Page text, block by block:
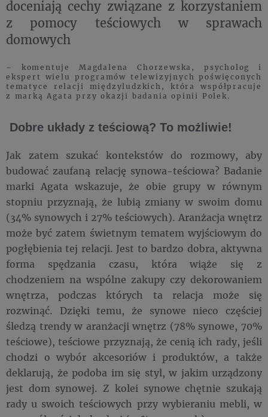
doceniają cechy związane z korzystaniem
z pomocy teściowych w sprawach
domowych
– komentuje Magdalena Chorzewska, psycholog i
ekspert wielu programów telewizyjnych poświęconych
tematyce relacji międzyludzkich, która współpracuje
z marką Agata przy okazji badania opinii Polek.
Dobre układy z teściową? To możliwie!
Jak zatem szukać kontekstów do rozmowy, aby
budować zaufaną relację synowa-teściowa? Badanie
marki Agata wskazuje, że obie grupy w równym
stopniu przyznają, że lubią zmiany w swoim domu
(34% synowych i 27% teściowych). Aranżacja wnętrz
może być zatem świetnym tematem wyjściowym do
pogłębienia tej relacji. Jest to bardzo dobra, aktywna
forma spędzania czasu, która wiąże się z
chodzeniem na wspólne zakupy czy dekorowaniem
wnętrza, podczas których ta relacja może się
rozwinąć. Dzięki temu, że synowe nieco częściej
śledzą trendy w aranżacji wnętrz (78% synowe, 70%
teściowe), teściowe przyznają, że cenią ich rady, jeśli
chodzi o wybór akcesoriów i produktów, a także
deklarują, że podoba im się styl, w jakim urządzony
jest dom synowej. Z kolei synowe chętnie szukają
rady u swoich teściowych przy wybieraniu mebli, w